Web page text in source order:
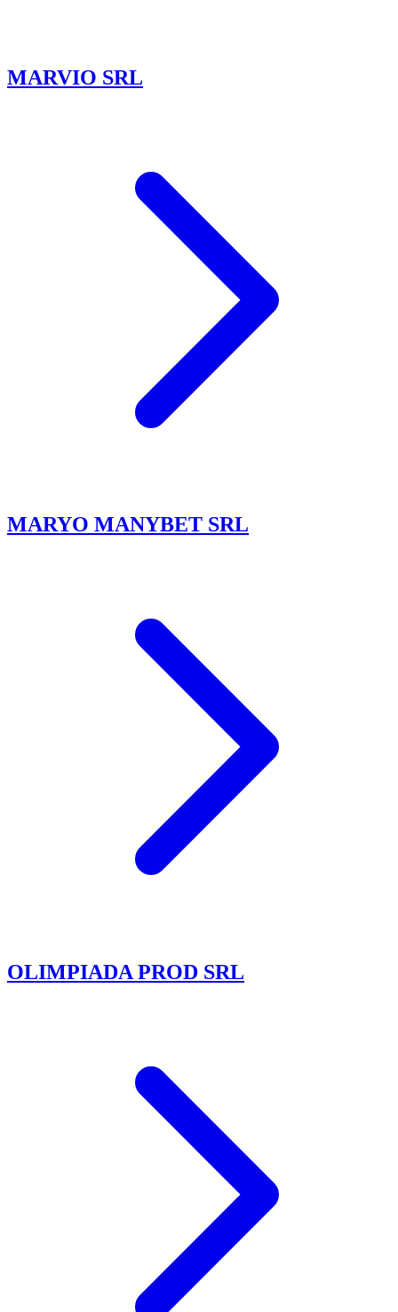
MARVIO SRL
MARYO MANYBET SRL
OLIMPIADA PROD SRL